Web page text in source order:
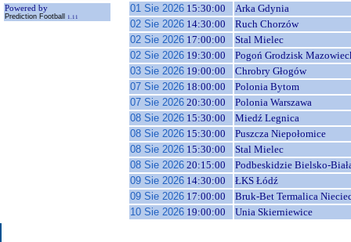
Powered by
Prediction Football 1.11
01 Sie 2026 15:30:00
Arka Gdynia
02 Sie 2026 14:30:00
Ruch Chorzów
02 Sie 2026 17:00:00
Stal Mielec
02 Sie 2026 19:30:00
Pogoń Grodzisk
03 Sie 2026 19:00:00
Chrobry Głogów
07 Sie 2026 18:00:00
Polonia Bytom
07 Sie 2026 20:30:00
Polonia Warszawa
08 Sie 2026 15:30:00
Miedź Legnica
08 Sie 2026 15:30:00
Puszcza Niepołomice
08 Sie 2026 15:30:00
Stal Mielec
08 Sie 2026 20:15:00
Podbeskidzie Bielsko-
09 Sie 2026 14:30:00
ŁKS Łódź
09 Sie 2026 17:00:00
Bruk-Bet Termalica
10 Sie 2026 19:00:00 Unia Skierniewice